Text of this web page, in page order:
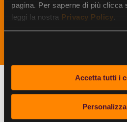
pagina. Per saperne di più clicca
leggi la nostra Privacy Policy.
Accetta tutti i
Personalizza
Come rilevare in
buoni pasto?
I buoni pasto non devono
registrati tra le voci del